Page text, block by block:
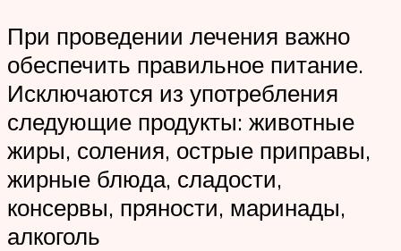
При проведении лечения важно
обеспечить правильное питание.
Исключаются из употребления
следующие продукты: животные
жиры, соления, острые приправы,
жирные блюда, сладости,
консервы, пряности, маринады,
алкоголь